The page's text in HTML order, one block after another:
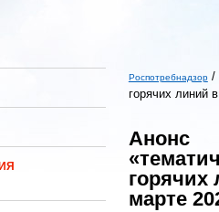
Вы здесь
Роспотребнадзор /
горячих линий
Анонс
горячих
марте